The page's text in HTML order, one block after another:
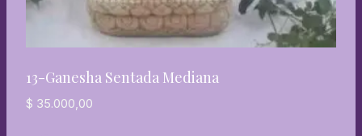
13-Ganesha Sentada Mediana
$ 35.000,00